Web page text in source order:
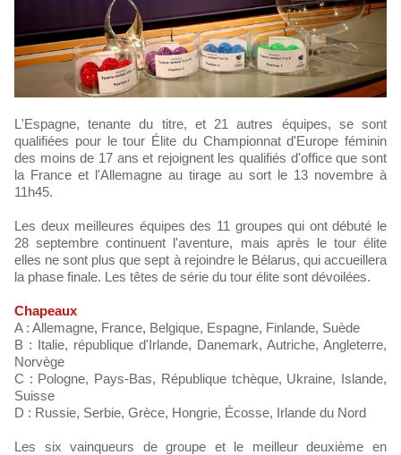
L'Espagne, tenante du titre, et 21 autres équipes, se sont
qualifiées pour le tour Élite du Championnat d'Europe féminin
des moins de 17 ans et rejoignent les qualifiés d'office que sont
la France et l'Allemagne au tirage au sort le 13 novembre à
11h45.
Les deux meilleures équipes des 11 groupes qui ont débuté le
28 septembre continuent l'aventure, mais après le tour élite
elles ne sont plus que sept à rejoindre le Bélarus, qui accueillera
la phase finale. Les têtes de série du tour élite sont dévoilées.
Chapeaux
A : Allemagne, France, Belgique, Espagne, Finlande, Suède
B : Italie, république d'Irlande, Danemark, Autriche, Angleterre,
Norvège
C : Pologne, Pays-Bas, République tchèque, Ukraine, Islande,
Suisse
D : Russie, Serbie, Grèce, Hongrie, Écosse, Irlande du Nord
Les six vainqueurs de groupe et le meilleur deuxième en